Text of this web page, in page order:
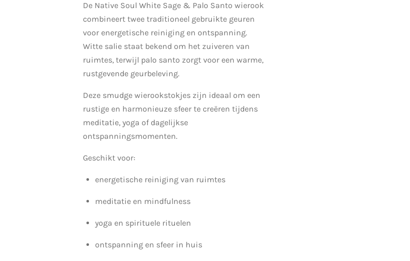
De Native Soul White Sage & Palo Santo wierook
combineert twee traditioneel gebruikte geuren
voor energetische reiniging en ontspanning.
Witte salie staat bekend om het zuiveren van
ruimtes, terwijl palo santo zorgt voor een warme,
rustgevende geurbeleving.
Deze smudge wierookstokjes zijn ideaal om een
rustige en harmonieuze sfeer te creëren tijdens
meditatie, yoga of dagelijkse
ontspanningsmomenten.
Geschikt voor:
energetische reiniging van ruimtes
meditatie en mindfulness
yoga en spirituele rituelen
ontspanning en sfeer in huis